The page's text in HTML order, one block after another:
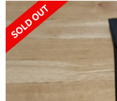
SOLD OUT